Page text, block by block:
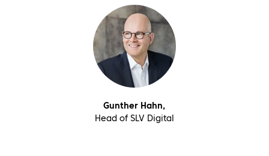
Gunther Hahn,
Head of SLV Digital